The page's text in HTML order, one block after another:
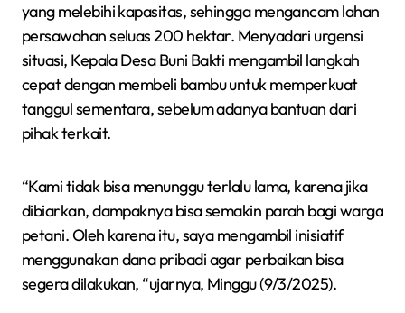
yang melebihi kapasitas, sehingga mengancam lahan
persawahan seluas 200 hektar. Menyadari urgensi
situasi, Kepala Desa Buni Bakti mengambil langkah
cepat dengan membeli bambu untuk memperkuat
tanggul sementara, sebelum adanya bantuan dari
pihak terkait.
“Kami tidak bisa menunggu terlalu lama, karena jika
dibiarkan, dampaknya bisa semakin parah bagi warga
petani. Oleh karena itu, saya mengambil inisiatif
menggunakan dana pribadi agar perbaikan bisa
segera dilakukan, “ujarnya, Minggu (9/3/2025).